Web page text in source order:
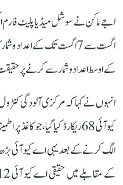
کے اوسط اعداد و شمار سے کرنے پر
انہوں نے کہا کہ مرکزی آلودگی
کیو آئی 68 ریکارڈ کیا گیا،